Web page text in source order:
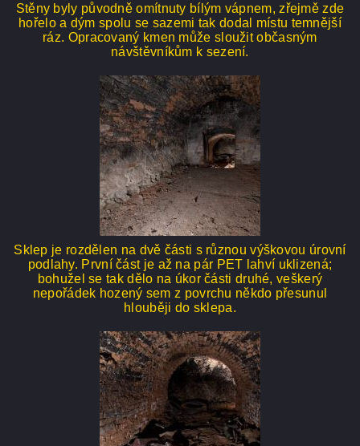
Stěny byly původně omítnuty bílým vápnem, zřejmě zde
hořelo a dým spolu se sazemi tak dodal místu temnější
ráz. Opracovaný kmen může sloužit občasným
návštěvníkům k sezení.
Sklep je rozdělen na dvě části s různou výškovou úrovní
podlahy. První část je až na pár PET lahví uklizená;
bohužel se tak dělo na úkor části druhé, veškerý
nepořádek hozený sem z povrchu někdo přesunul
hlouběji do sklepa.